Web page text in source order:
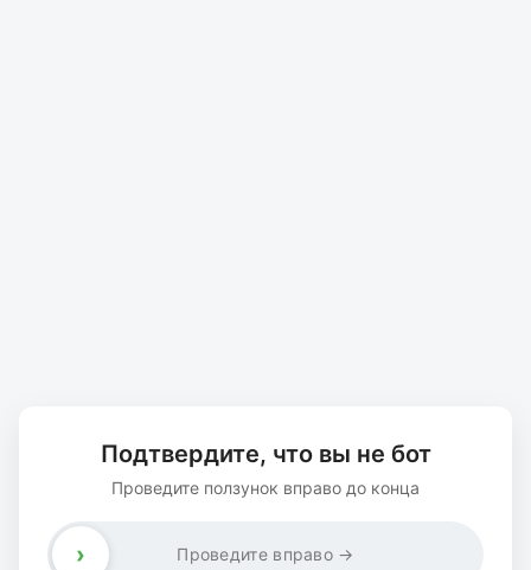
Подтвердите, что вы не бот
Проведите ползунок вправо до конца
Проведите вправо →
›